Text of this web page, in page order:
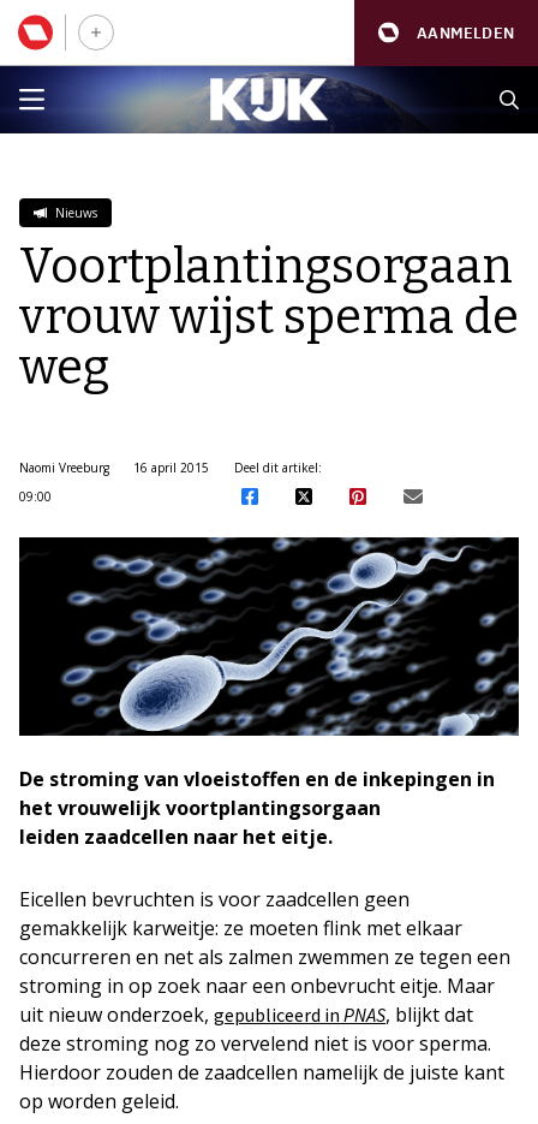
AANMELDEN
Nieuws
Voortplantingsorgaan
vrouw wijst sperma de
weg
Naomi Vreeburg
16 april 2015
09:00
Deel dit artikel:
De stroming van vloeistoffen en de inkepingen in
het vrouwelijk voortplantingsorgaan
leiden zaadcellen naar het eitje.
Eicellen bevruchten is voor zaadcellen geen
gemakkelijk karweitje: ze moeten flink met elkaar
concurreren en net als zalmen zwemmen ze tegen een
stroming in op zoek naar een onbevrucht eitje. Maar
uit nieuw onderzoek, gepubliceerd in PNAS, blijkt dat
deze stroming nog zo vervelend niet is voor sperma.
Hierdoor zouden de zaadcellen namelijk de juiste kant
op worden geleid.